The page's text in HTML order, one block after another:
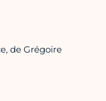
de Grégoire